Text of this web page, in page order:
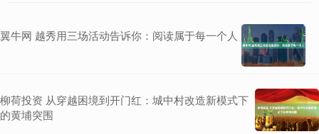
翼牛网 越秀用三场活动告诉你：阅读属于每一个人
柳荷投资 从穿越困境到开门红：城中村改造新模式下
的黄埔突围